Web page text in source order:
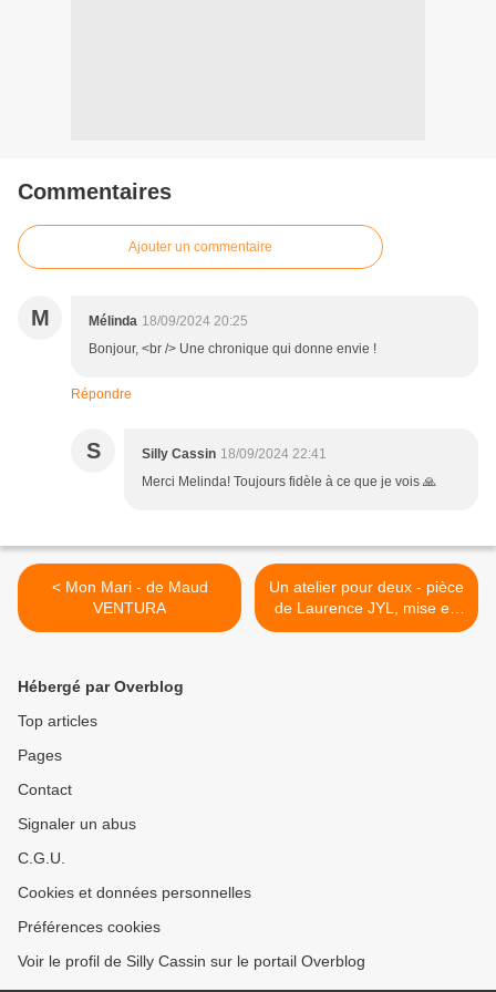
Commentaires
Ajouter un commentaire
M Mélinda 18/09/2024 20:25
Bonjour, <br /> Une chronique qui donne envie !
Répondre
S Silly Cassin 18/09/2024 22:41
Merci Melinda! Toujours fidèle à ce que je vois 🙏
< Mon Mari - de Maud
VENTURA
Un atelier pour deux - pièce
de Laurence JYL, mise en
scène de Jean-Luc
Hébergé par Overblog
Top articles
Pages
Contact
Signaler un abus
C.G.U.
Cookies et données personnelles
Préférences cookies
Voir le profil de Silly Cassin sur le portail Overblog